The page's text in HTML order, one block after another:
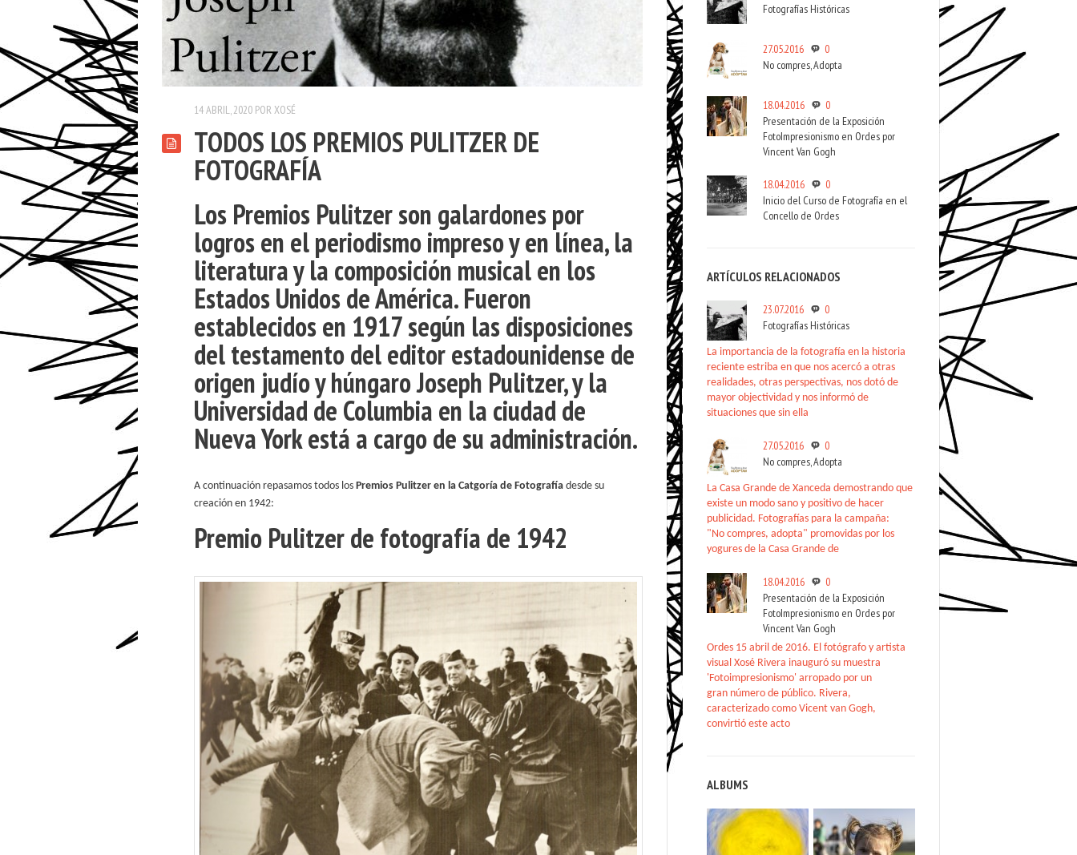
14 ABRIL, 2020 PORXOSÉ
TODOS LOS PREMIOS PULITZER DE
FOTOGRAFÍA
Los Premios Pulitzerson galardones por
logros en el periodismo impreso y en línea, la
literatura y la composición musical en los
Estados Unidos de América. Fueron
establecidos en 1917 según las disposiciones
del testamento del editor estadounidense de
origen judío y húngaroJoseph Pulitzer, y la
Universidad de Columbia en la ciudad de
Nueva York está a cargo de su administración.
A continuación repasamos todos los Premios Pulitzer en la Catgoría de Fotografía desde su
creación en 1942:
Premio Pulitzer de fotografía de 1942
Fotografías Históricas
27.05.2016
0
No compres, Adopta
18.04.2016
0
Presentación de la Exposición
FotoImpresionismo en Ordes por
Vincent Van Gogh
18.04.2016
0
Inicio del Curso de Fotografía en el
Concello de Ordes
ARTÍCULOS RELACIONADOS
23.07.2016
0
Fotografías Históricas
La importancia de la fotografía en la historia
reciente estriba en que nos acercó a otras
realidades, otras perspectivas, nos dotó de
mayor objectividad y nos informó de
situaciones que sin ella
27.05.2016
0
No compres, Adopta
La Casa Grande de Xanceda demostrando que
existe un modo sano y positivo de hacer
publicidad. Fotografías para la campaña:
"No compres, adopta" promovidas por los
yogures de la Casa Grande de
18.04.2016
0
Presentación de la Exposición
FotoImpresionismo en Ordes por
Vincent Van Gogh
Ordes 15 abril de 2016. El fotógrafo y artista
visual Xosé Rivera inauguró su muestra
'Fotoimpresionismo' arropado por un
gran número de público. Rivera,
caracterizado como Vicent van Gogh,
convirtió este acto
ALBUMS